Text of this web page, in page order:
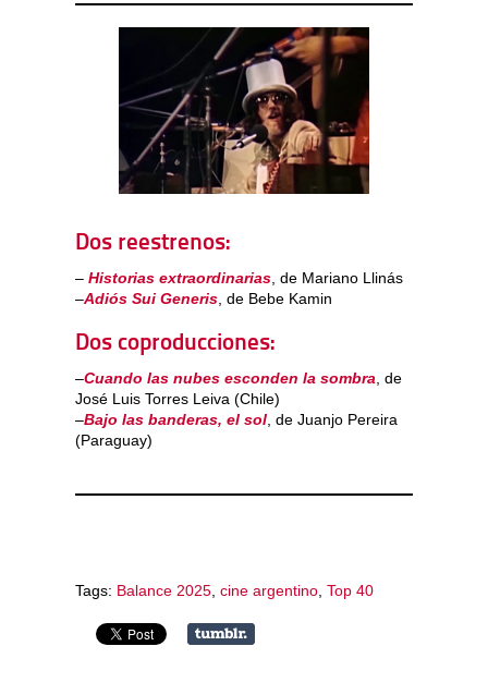
Dos reestrenos:
– Historias extraordinarias , de Mariano Llinás
–Adiós Sui Generis , de Bebe Kamin
Dos coproducciones:
–Cuando las nubes esconden la sombra , de
José Luis Torres Leiva (Chile)
–Bajo las banderas, el sol , de Juanjo Pereira
(Paraguay)
Tags: Balance 2025 cine argentino Top 40